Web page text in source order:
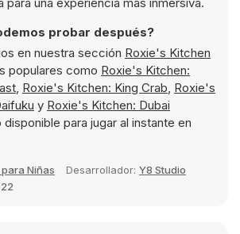
probar después?
en nuestra sección Roxie's Kitchen
populares como Roxie's Kitchen:
, Roxie's Kitchen: King Crab, Roxie's
y Roxie's Kitchen: Dubai
para jugar al instante en
Niñas Desarrollador: Y8 Studio